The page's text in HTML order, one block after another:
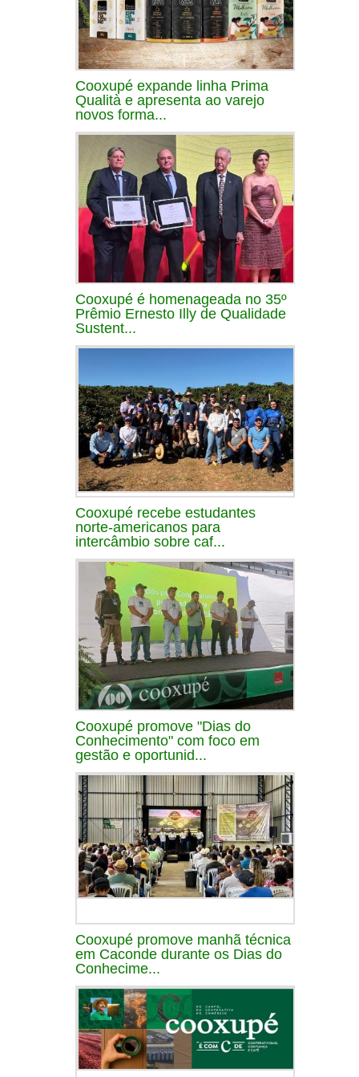
Cooxupé expande linha Prima
Qualità e apresenta ao varejo
novos forma...
Cooxupé é homenageada no 35º
Prêmio Ernesto Illy de Qualidade
Sustent...
Cooxupé recebe estudantes
norte-americanos para
intercâmbio sobre caf...
Cooxupé promove "Dias do
Conhecimento" com foco em
gestão e oportunid...
Cooxupé promove manhã técnica
em Caconde durante os Dias do
Conhecime...